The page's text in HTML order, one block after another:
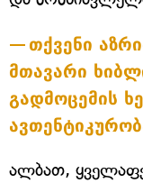
თქვენი
მთავარი
გადმოცემის
ალბათ,